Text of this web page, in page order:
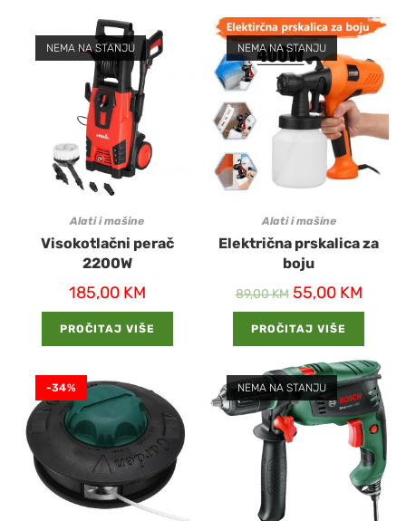
NEMA NA STANJU
Alati i mašine
Visokotlačni perač
2200W
185,00 KM
PROČITAJ VIŠE
NEMA NA STANJU
Alati i mašine
Električna prskalica za
boju
89,00KM 55,00 KM
PROČITAJ VIŠE
-34% NEMA NA STANJU